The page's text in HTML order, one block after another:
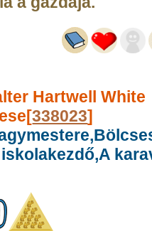
Hartwell White
338023]